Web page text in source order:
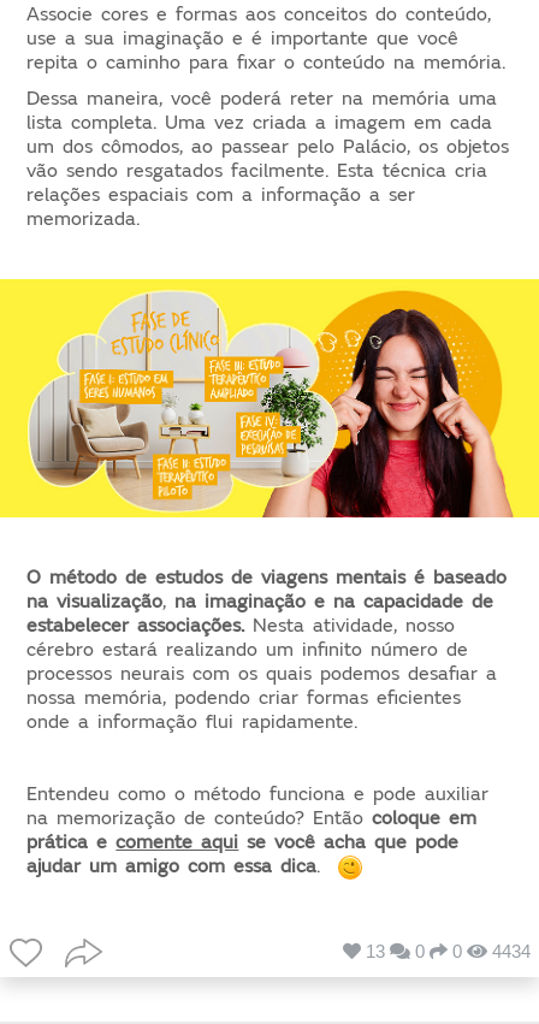
Associe cores e formas aos conceitos do conteúdo,
use a sua imaginação e é importante que você
repita o caminho para fixar o conteúdo na memória.
Dessa maneira, você poderá reter na memória uma
lista completa. Uma vez criada a imagem em cada
um dos cômodos, ao passear pelo Palácio, os objetos
vão sendo resgatados facilmente. Esta técnica cria
relações espaciais com a informação a ser
memorizada.
O método de estudos de viagens mentais é baseado
na visualização, na imaginação e na capacidade de
estabelecer associações.Nesta atividade, nosso
cérebro estará realizando um infinito número de
processos neurais com os quais podemos desafiar a
nossa memória, podendo criar formas eficientes
onde a informação flui rapidamente.
Entendeu como o método funciona e pode auxiliar
na memorização de conteúdo? Entãocoloque em
prática ecomente aqui se você acha que pode
ajudar um amigo com essa dica.
13 0 0 4434